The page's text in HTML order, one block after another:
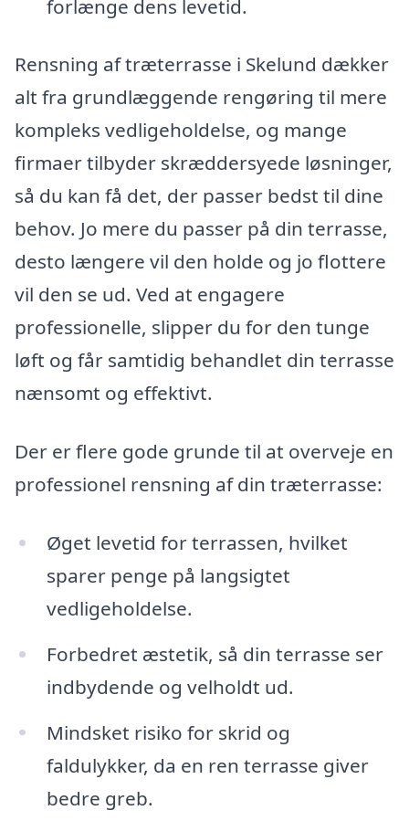
forlænge dens levetid.
Rensning af træterrasse i Skelund dækker
alt fra grundlæggende rengøring til mere
kompleks vedligeholdelse, og mange
firmaer tilbyder skræddersyede løsninger,
så du kan få det, der passer bedst til dine
behov. Jo mere du passer på din terrasse,
desto længere vil den holde og jo flottere
vil den se ud. Ved at engagere
professionelle, slipper du for den tunge
løft og får samtidig behandlet din terrasse
nænsomt og effektivt.
Der er flere gode grunde til at overveje en
professionel rensning af din træterrasse:
Øget levetid for terrassen, hvilket
sparer penge på langsigtet
vedligeholdelse.
Forbedret æstetik, så din terrasse ser
indbydende og velholdt ud.
Mindsket risiko for skrid og
faldulykker, da en ren terrasse giver
bedre greb.